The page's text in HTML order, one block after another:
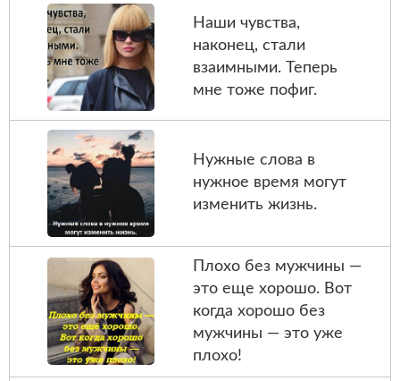
Наши чувства,
наконец, стали
взаимными. Теперь
мне тоже пофиг.
Нужные слова в
нужное время могут
изменить жизнь.
Плохо бeз мужчины —
это еще хорошо. Вот
когда хорошо без
мужчины — это ужe
плохо!